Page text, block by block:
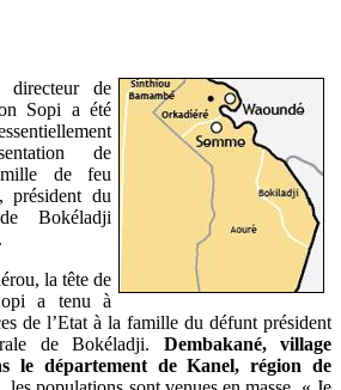
de
Sopi a été
de
de feu
président du
Bokéladji
la tête de
a tenu à
de l’Etat à la famille du défunt président
de Bokéladji. Dembakané, village
le département de Kanel, région de